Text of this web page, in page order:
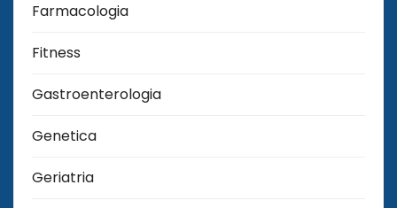
Farmacologia
Fitness
Gastroenterologia
Genetica
Geriatria